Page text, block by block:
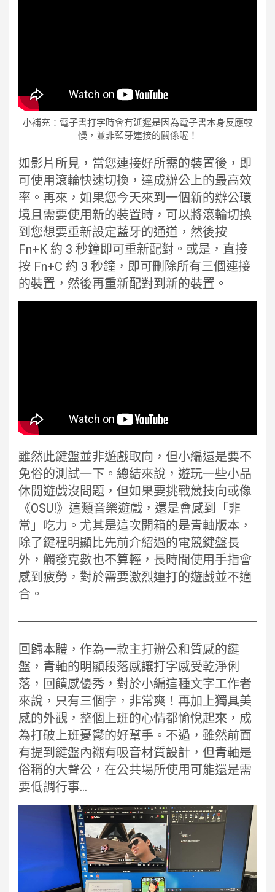
小補充：電子書打字時會有延遲是因為電子書本身反應較
慢，並非藍牙連接的關係喔！
如影片所見，當您連接好所需的裝置後，即
可使用滾輪快速切換，達成辦公上的最高效
率。再來，如果您今天來到一個新的辦公環
境且需要使用新的裝置時，可以將滾輪切換
到您想要重新設定藍牙的通道，然後按
Fn+K 約 3 秒鐘即可重新配對。或是，直接
按 Fn+C 約 3 秒鐘，即可刪除所有三個連接
的裝置，然後再重新配對到新的裝置。
雖然此鍵盤並非遊戲取向，但小編還是要不
免俗的測試一下。總結來說，遊玩一些小品
休閒遊戲沒問題，但如果要挑戰競技向或像
《OSU!》這類音樂遊戲，還是會感到「非
常」吃力。尤其是這次開箱的是青軸版本，
除了鍵程明顯比先前介紹過的電競鍵盤長
外，觸發克數也不算輕，長時間使用手指會
感到疲勞，對於需要激烈連打的遊戲並不適
合。
回歸本體，作為一款主打辦公和質感的鍵
盤，青軸的明顯段落感讓打字感受乾淨俐
落，回饋感優秀，對於小編這種文字工作者
來說，只有三個字，非常爽！再加上獨具美
感的外觀，整個上班的心情都愉悅起來，成
為打破上班憂鬱的好幫手。不過，雖然前面
有提到鍵盤內襯有吸音材質設計，但青軸是
俗稱的大聲公，在公共場所使用可能還是需
要低調行事…